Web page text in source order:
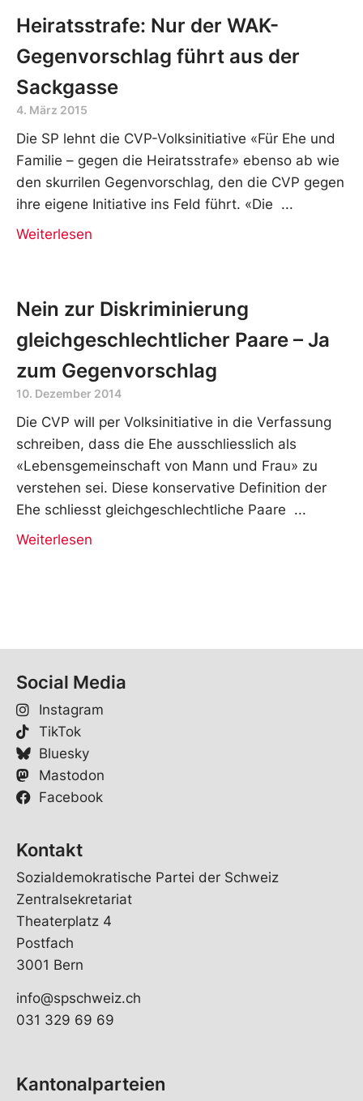
Heiratsstrafe: Nur der WAK-
Gegenvorschlag führt aus der
Sackgasse
4. März 2015
Die SP lehnt die CVP-Volksinitiative «Für Ehe und
Familie – gegen die Heiratsstrafe» ebenso ab wie
den skurrilen Gegenvorschlag, den die CVP gegen
ihre eigene Initiative ins Feld führt. «Die
Weiterlesen
Nein zur Diskriminierung
gleichgeschlechtlicher Paare – Ja
zum Gegenvorschlag
10. Dezember 2014
Die CVP will per Volksinitiative in die Verfassung
schreiben, dass die Ehe ausschliesslich als
«Lebensgemeinschaft von Mann und Frau» zu
verstehen sei. Diese konservative Definition der
Ehe schliesst gleichgeschlechtliche Paare
Weiterlesen
Social Media
Instagram
TikTok
Bluesky
Mastodon
Facebook
Kontakt
Sozialdemokratische Partei der Schweiz
Zentralsekretariat
Theaterplatz 4
Postfach
3001 Bern
info@spschweiz.ch
031 329 69 69
Kantonalparteien